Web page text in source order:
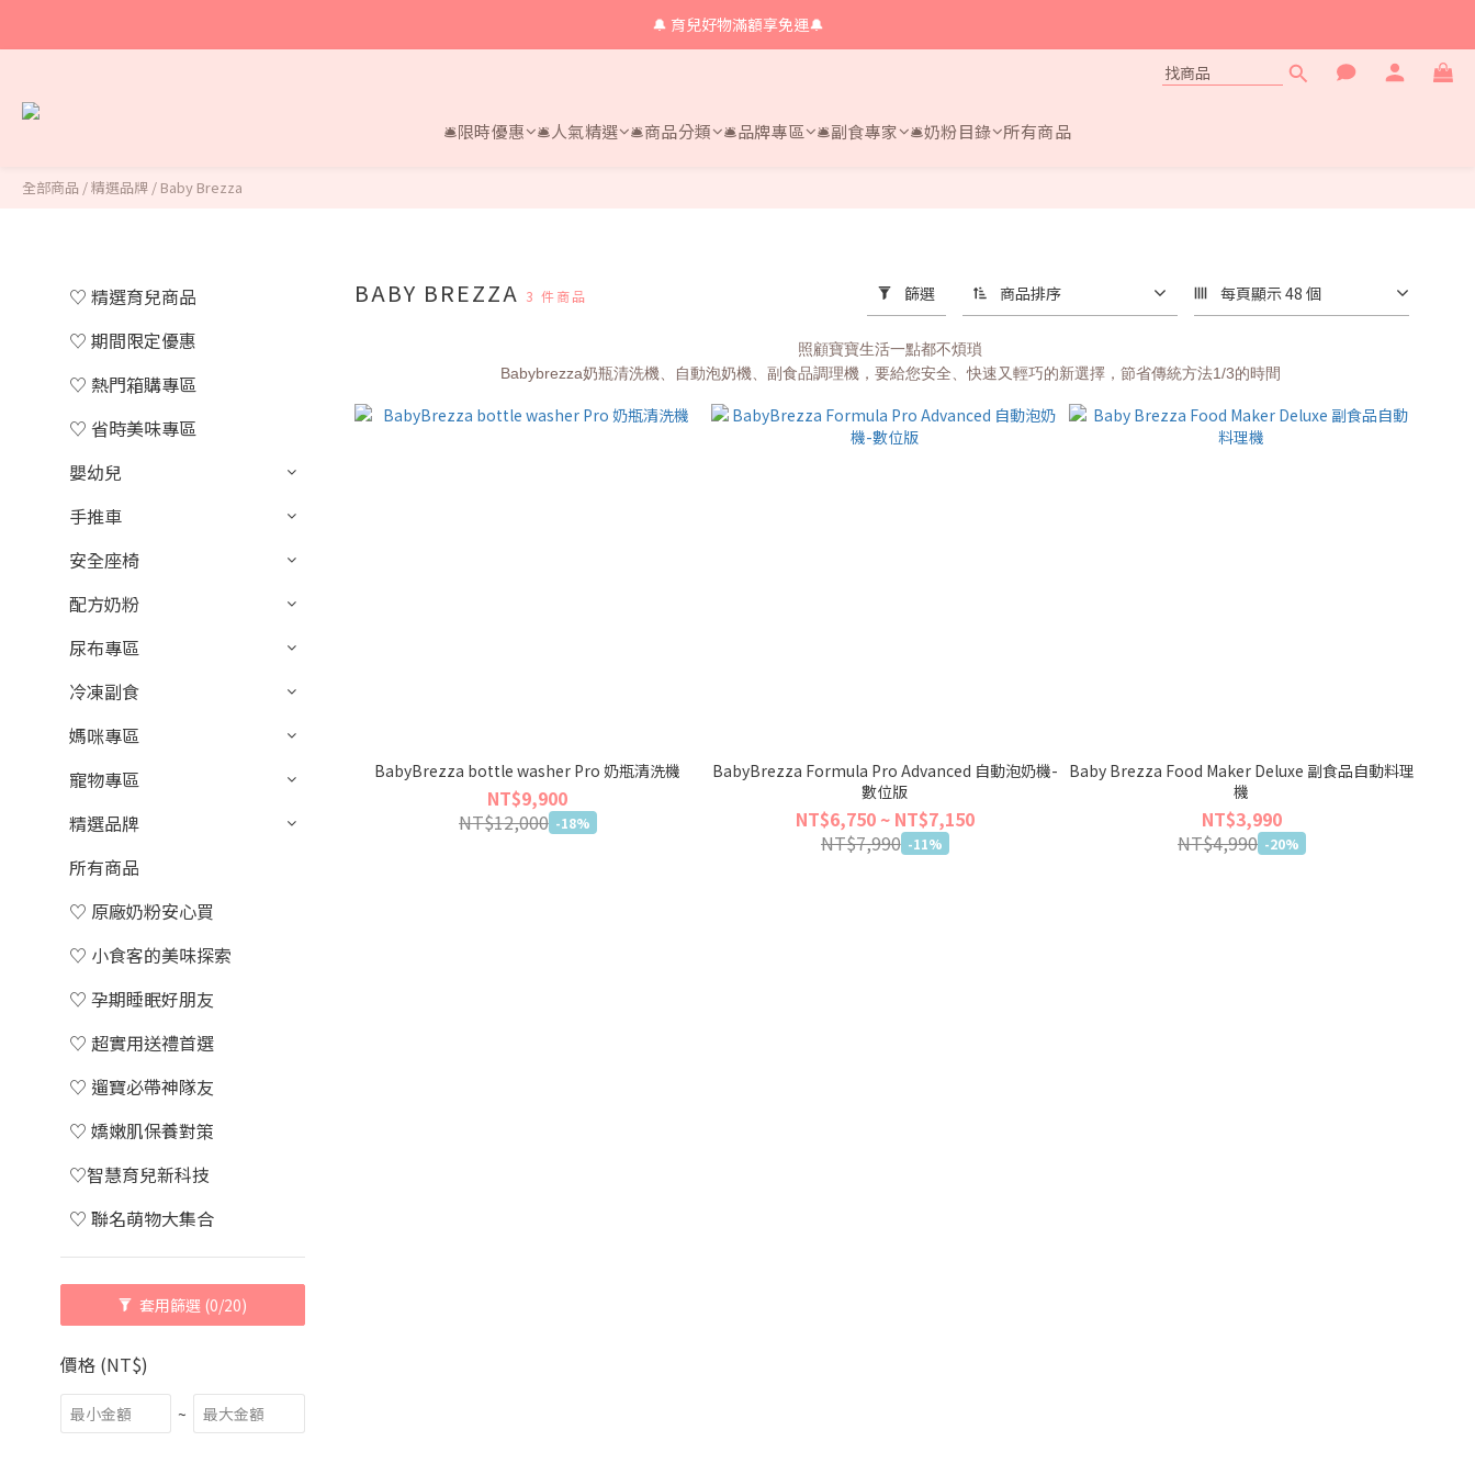
🔔 育兒好物滿額享免運🔔
🔔 育兒好物滿額享免運🔔
🔔 育兒好物滿額享免運🔔
🛎限時優惠 🛎人氣精選 🛎商品分類 🛎品牌專區 🛎副食專家 🛎奶粉目錄 所有商品
全部商品 /精選品牌 / Baby Brezza
♡ 精選育兒商品
♡ 期間限定優惠
♡ 熱門箱購專區
♡ 省時美味專區
嬰幼兒
手推車
安全座椅
配方奶粉
尿布專區
冷凍副食
媽咪專區
寵物專區
精選品牌
所有商品
♡ 原廠奶粉安心買
♡ 小食客的美味探索
♡ 孕期睡眠好朋友
♡ 超實用送禮首選
♡ 遛寶必帶神隊友
♡ 嬌嫩肌保養對策
♡智慧育兒新科技
♡ 聯名萌物大集合
套用篩選 (0/20)
價格 (NT$)
~
BABY BREZZA 3 件商品 篩選 商品排序 每頁顯示 48 個
照顧寶寶生活一點都不煩瑣
Babybrezza奶瓶清洗機、自動泡奶機、副食品調理機，要給您安全、快速又輕巧的新選擇，節省傳統方法1/3的時間
BabyBrezza bottle washer Pro 奶瓶清洗機
NT$9,900
NT$12,000 -18%
BabyBrezza Formula Pro Advanced 自動泡奶機-
數位版
NT$6,750 ~ NT$7,150
NT$7,990 -11%
Baby Brezza Food Maker Deluxe 副食品自動料理
機
NT$3,990
NT$4,990 -20%